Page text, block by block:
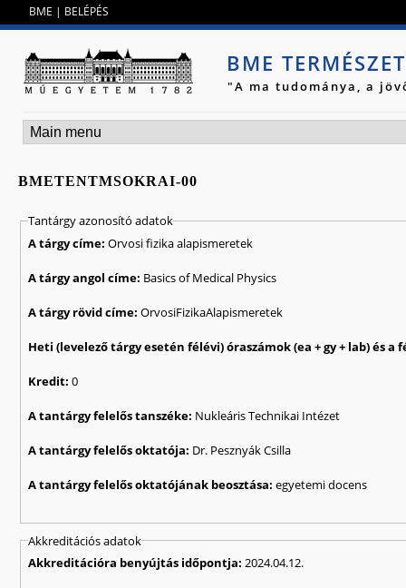
BME | BELÉPÉS
BME
"A ma tudománya, a
BMETENTMSOKRAI-00
Tantárgy azonosító adatok
A tárgy címe:Orvosi fizika alapismeretek
A tárgy angol címe: Basics of Medical Physics
A tárgy rövid címe:OrvosiFizikaAlapismeretek
Kredit:0
A tantárgy felelős tanszéke: Nukleáris Technikai Intézet
A tantárgy felelős oktatója: Dr. Pesznyák Csilla
A tantárgy felelős oktatójának beosztása:egyetemi docens
Akkreditációs adatok
Akkreditációra benyújtás időpontja:2024.04.12.